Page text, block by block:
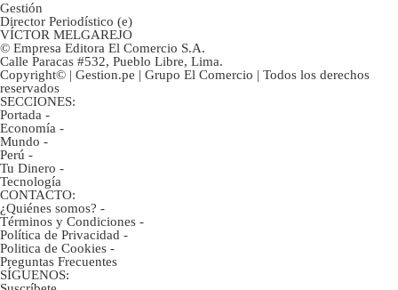
Gestión
Director Periodístico (e)
VÍCTOR MELGAREJO
© Empresa Editora El Comercio S.A.
Calle Paracas #532, Pueblo Libre, Lima.
Copyright© | Gestion.pe | Grupo El Comercio | Todos los derechos
reservados
SECCIONES:
Portada -
Economía -
Mundo -
Perú -
Tu Dinero -
Tecnología
CONTACTO:
¿Quiénes somos? -
Términos y Condiciones -
Política de Privacidad -
Politica de Cookies -
Preguntas Frecuentes
SÍGUENOS: